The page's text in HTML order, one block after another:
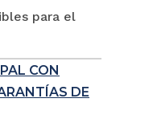
para el
CON
DE